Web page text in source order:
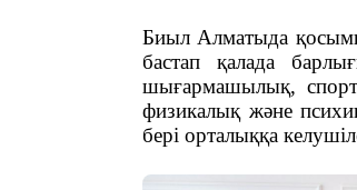
Биыл Алматыда
бастап қалада
шығармашылық,
физикалық және
бері орталыққа